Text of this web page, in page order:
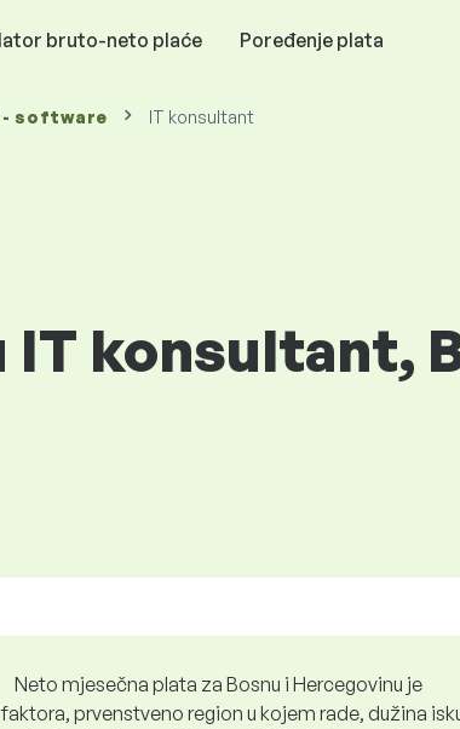
bruto-neto plaće Poređenje plata
- software IT konsultant
IT konsultant,
Neto mjesečna plata za Bosnu i Hercegovinu je
prvenstveno region u kojem rade, dužina